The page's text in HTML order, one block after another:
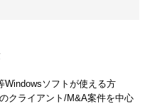
Windowsソフトが使える方
クライアント/M&A案件を中心